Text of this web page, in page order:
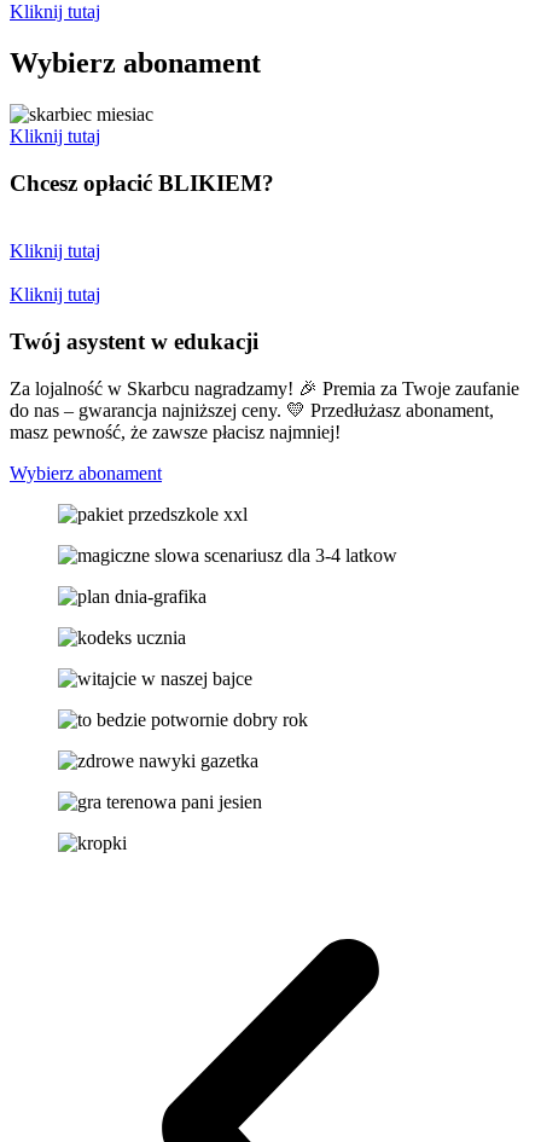
Kliknij tutaj
Wybierz abonament
Kliknij tutaj
Chcesz opłacić BLIKIEM?
Kliknij tutaj
Kliknij tutaj
Twój asystent w edukacji
Za lojalność w Skarbcu nagradzamy! 🎉 Premia za Twoje zaufanie
do nas – gwarancja najniższej ceny. 💛 Przedłużasz abonament,
masz pewność, że zawsze płacisz najmniej!
Wybierz abonament